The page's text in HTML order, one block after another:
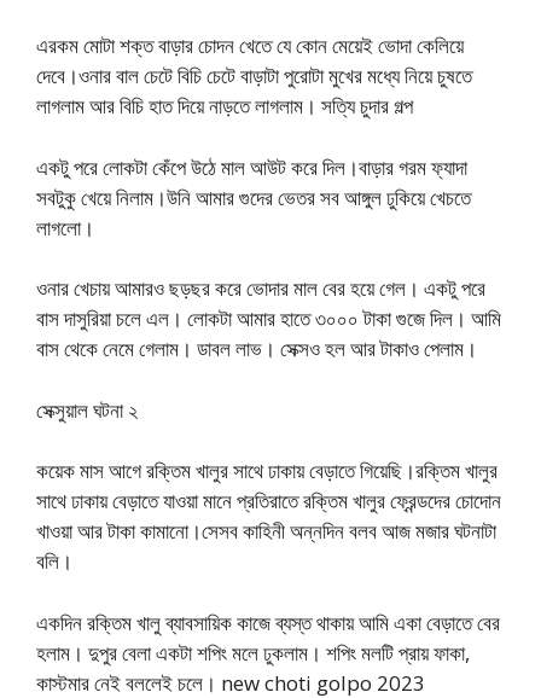
এরকম মোটা শক্ত বাড়ার চোদন খেতে যে কোন মেয়েই ভোদা কেলিয়ে
দেবে।ওনার বাল চেটে বিচি চেটে বাড়াটা পুরোটা মুখের মধ্যে নিয়ে চুষতে
লাগলাম আর বিচি হাত দিয়ে নাড়তে লাগলাম। সত্যি চুদার গল্প
একটু পরে লোকটা কেঁপে উঠে মাল আউট করে দিল।বাড়ার গরম ফ্যাদা
সবটুকু খেয়ে নিলাম।উনি আমার গুদের ভেতর সব আঙ্গুল ঢুকিয়ে খেচতে
লাগলো।
ওনার খেচায় আমারও ছড়ছর করে ভোদার মাল বের হয়ে গেল। একটু পরে
বাস দাসুরিয়া চলে এল। লোকটা আমার হাতে ৩০০০ টাকা গুজে দিল। আমি
বাস থেকে নেমে গেলাম। ডাবল লাভ। সেক্সও হল আর টাকাও পেলাম।
সেক্সুয়াল ঘটনা ২
কয়েক মাস আগে রক্তিম খালুর সাথে ঢাকায় বেড়াতে গিয়েছি।রক্তিম খালুর
সাথে ঢাকায় বেড়াতে যাওয়া মানে প্রতিরাতে রক্তিম খালুর ফ্রেন্ডদের চোদোন
খাওয়া আর টাকা কামানো।সেসব কাহিনী অন্নদিন বলব আজ মজার ঘটনাটা
বলি।
একদিন রক্তিম খালু ব্যাবসায়িক কাজে ব্যস্ত থাকায় আমি একা বেড়াতে বের
হলাম। দুপুর বেলা একটা শপিং মলে ঢুকলাম। শপিং মলটি প্রায় ফাকা,
কাস্টমার নেই বললেই চলে। new choti golpo 2023